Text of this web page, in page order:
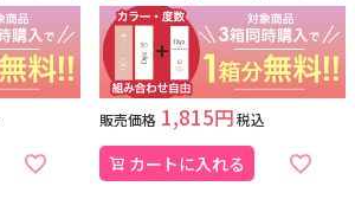
販売価格 1,815 税込
カートに入れる